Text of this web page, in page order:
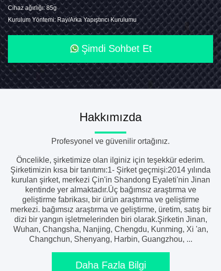
Cihaz ağırlığı: 85g
Kurulum Yöntemi: Ray/Arka Yapıştırıcı Kurulumu
Şimdi Sohbet Et
Hakkımızda
Profesyonel ve güvenilir ortağınız.
Öncelikle, şirketimize olan ilginiz için teşekkür ederim.
Şirketimizin kısa bir tanıtımı:1- Şirket geçmişi:2014 yılında
kurulan şirket, merkezi Çin'in Shandong Eyaleti'nin Jinan
kentinde yer almaktadır.Üç bağımsız araştırma ve
geliştirme fabrikası, bir ürün araştırma ve geliştirme
merkezi. bağımsız araştırma ve geliştirme, üretim, satış bir
dizi bir yangın işletmelerinden biri olarak.Şirketin Jinan,
Wuhan, Changsha, Nanjing, Chengdu, Kunming, Xi 'an,
Changchun, Shenyang, Harbin, Guangzhou, ...
Daha Fazla Bilgi